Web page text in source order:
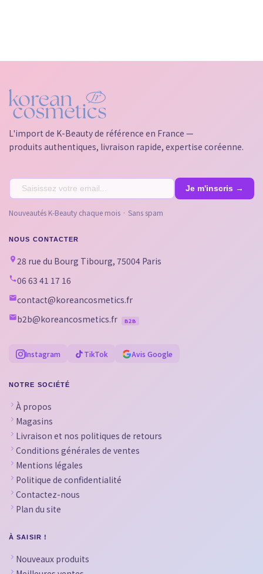
L'import de K-Beauty de référence en France —
produits authentiques, livraison rapide, expertise coréenne.
Nouveautés K-Beauty chaque mois · Sans spam
NOUS CONTACTER
28 rue du Bourg Tibourg, 75004 Paris
06 63 41 17 16
contact@koreancosmetics.fr
b2b@koreancosmetics.fr
B2B
Instagram TikTok Avis Google
NOTRE SOCIÉTÉ
À propos
Magasins
Livraison et nos politiques de retours
Conditions générales de ventes
Mentions légales
Politique de confidentialité
Contactez-nous
Plan du site
À SAISIR !
Nouveaux produits